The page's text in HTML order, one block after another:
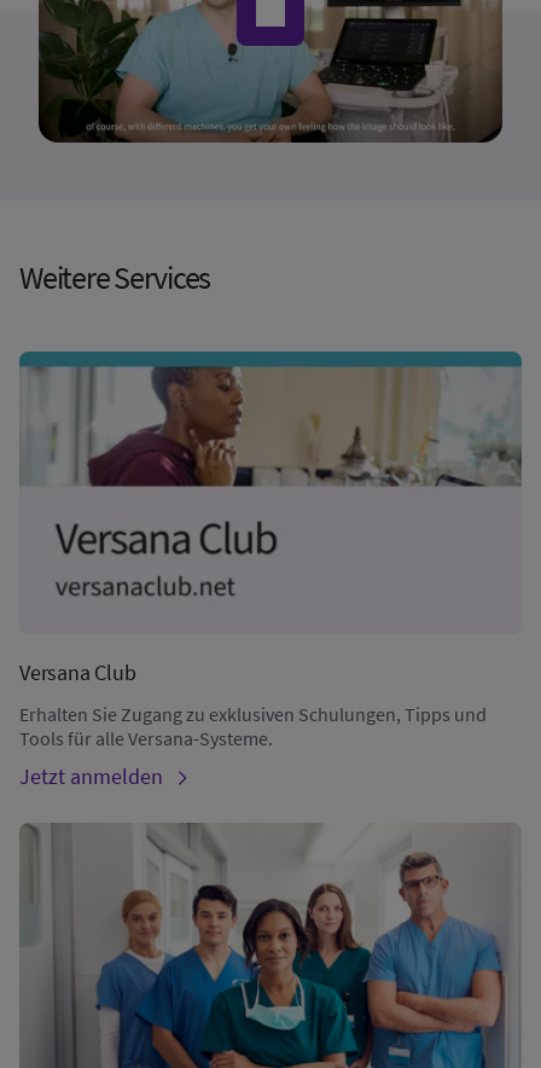
Weitere Services
Versana Club
Erhalten Sie Zugang zu exklusiven Schulungen, Tipps und
Tools für alle Versana-Systeme.
Jetzt anmelden